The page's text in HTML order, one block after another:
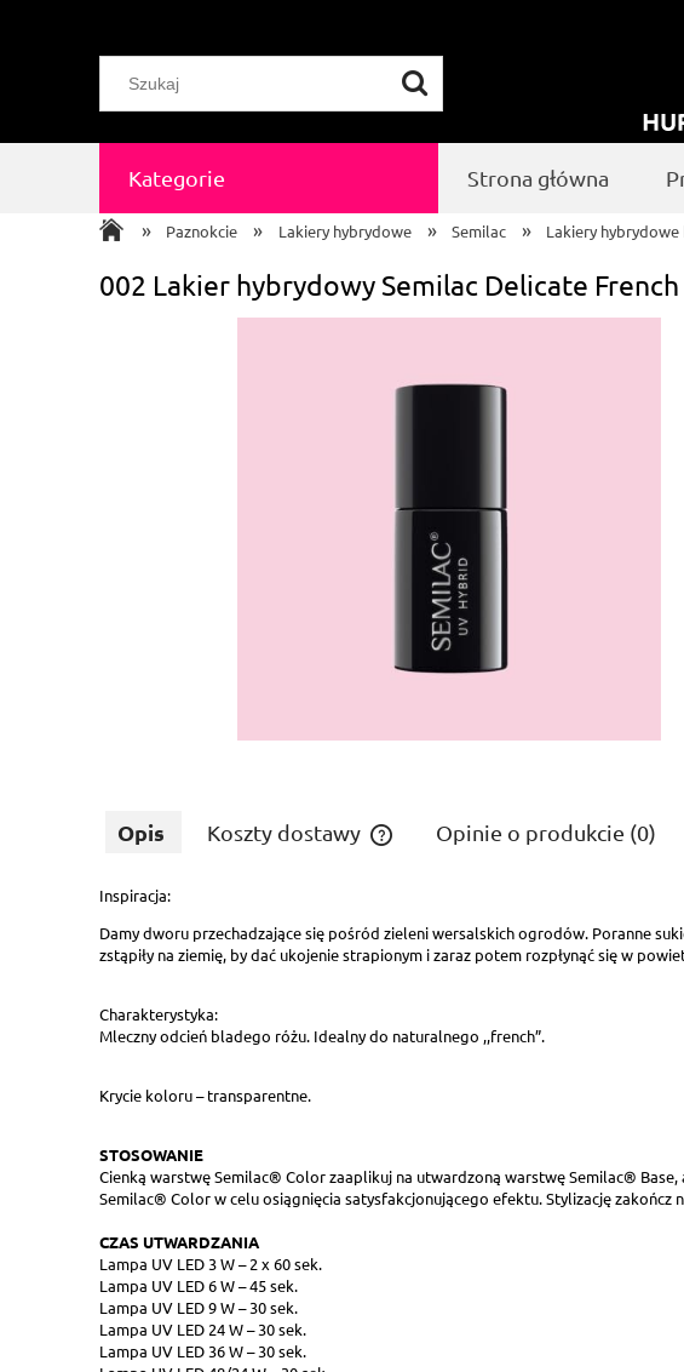
Kategorie Strona główna
» Paznokcie » Lakiery hybrydowe » Semilac » Lakiery
002 Lakier hybrydowy Semilac Delicate
Opis Koszty dostawy Opinie o produkcie (0)
Inspiracja:
Damy dworu przechadzające się pośród zieleni wersalskich ogrodów. Poranne
zstąpiły na ziemię, by dać ukojenie strapionym i zaraz potem rozpłynąć się w
Charakterystyka:
Mleczny odcień bladego różu. Idealny do naturalnego ,,french”.
Krycie koloru – transparentne.
STOSOWANIE
Cienką warstwę Semilac® Color zaaplikuj na utwardzoną warstwę Semilac®
Semilac® Color w celu osiągnięcia satysfakcjonującego efektu. Stylizację zakończ
CZAS UTWARDZANIA
Lampa UV LED 3 W – 2 x 60 sek.
Lampa UV LED 6 W – 45 sek.
Lampa UV LED 9 W – 30 sek.
Lampa UV LED 24 W – 30 sek.
Lampa UV LED 36 W – 30 sek.